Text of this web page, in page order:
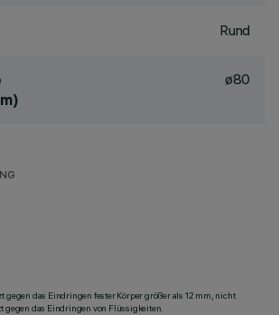
Rund
ø80
gegen das Eindringen fester Körper größer als 12 mm, nicht
gegen das Eindringen von Flüssigkeiten.